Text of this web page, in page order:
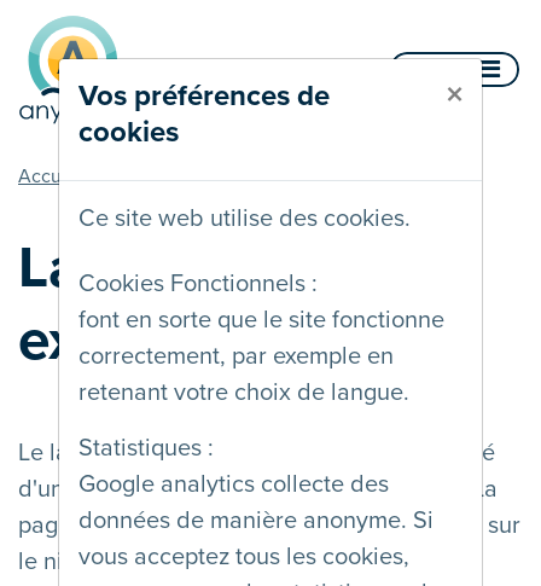
Vos préférences de
cookies
×
Ce site web utilise des cookies.
Cookies Fonctionnels :
font en sorte que le site fonctionne
correctement, par exemple en
retenant votre choix de langue.
Statistiques :
Google analytics collecte des
données de manière anonyme. Si
vous acceptez tous les cookies,
Aller au contenu
Accueil Label AnySurfer expiré
Label AnySurfer
expiré
Le label AnySurfer indique que l'accessibilité
d'un site web a été évaluée par AnySurfer. La
page de statut AnySurfer donne plus d'infos sur
le niveau d'accessibilité de ce site web.